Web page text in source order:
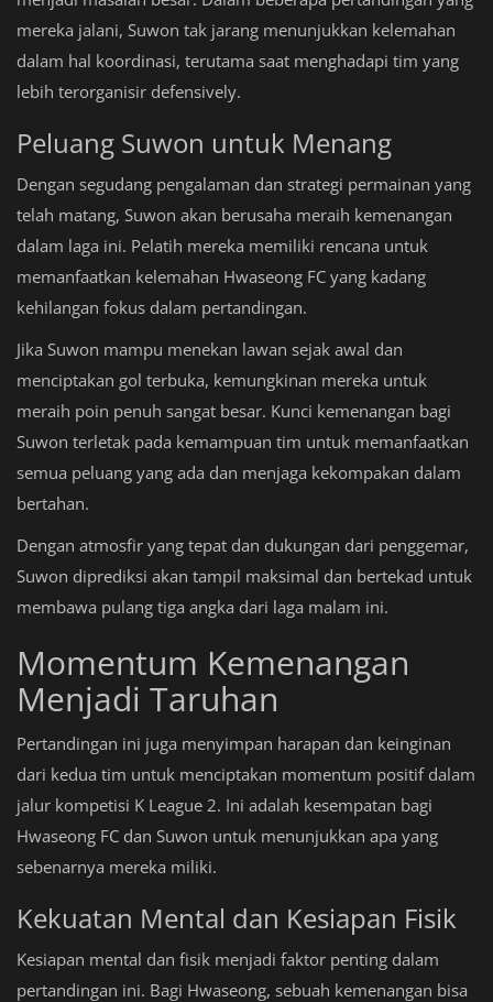
mereka jalani, Suwon tak jarang menunjukkan kelemahan
dalam hal koordinasi, terutama saat menghadapi tim yang
lebih terorganisir defensively.
Peluang Suwon untuk Menang
Dengan segudang pengalaman dan strategi permainan yang
telah matang, Suwon akan berusaha meraih kemenangan
dalam laga ini. Pelatih mereka memiliki rencana untuk
memanfaatkan kelemahan Hwaseong FC yang kadang
kehilangan fokus dalam pertandingan.
Jika Suwon mampu menekan lawan sejak awal dan
menciptakan gol terbuka, kemungkinan mereka untuk
meraih poin penuh sangat besar. Kunci kemenangan bagi
Suwon terletak pada kemampuan tim untuk memanfaatkan
semua peluang yang ada dan menjaga kekompakan dalam
bertahan.
Dengan atmosfir yang tepat dan dukungan dari penggemar,
Suwon diprediksi akan tampil maksimal dan bertekad untuk
membawa pulang tiga angka dari laga malam ini.
Momentum Kemenangan
Menjadi Taruhan
Pertandingan ini juga menyimpan harapan dan keinginan
dari kedua tim untuk menciptakan momentum positif dalam
jalur kompetisi K League 2. Ini adalah kesempatan bagi
Hwaseong FC dan Suwon untuk menunjukkan apa yang
sebenarnya mereka miliki.
Kekuatan Mental dan Kesiapan Fisik
Kesiapan mental dan fisik menjadi faktor penting dalam
pertandingan ini. Bagi Hwaseong, sebuah kemenangan bisa